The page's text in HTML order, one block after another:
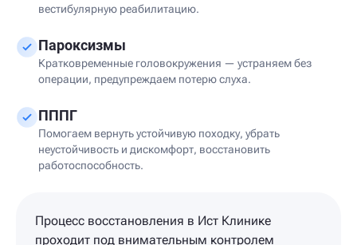
вестибулярную реабилитацию.
Пароксизмы
Кратковременные головокружения — устраняем без
операции, предупреждаем потерю слуха.
ПППГ
Помогаем вернуть устойчивую походку, убрать
неустойчивость и дискомфорт, восстановить
работоспособность.
Процесс восстановления в Ист Клинике
проходит под внимательным контролем